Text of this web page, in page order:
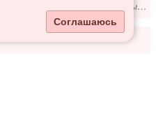
Нравится, когда в жизни случаются приятные сюрпризы. Иногда достаточно просто начать писать, чтобы понять, что действите...
Соглашаюсь